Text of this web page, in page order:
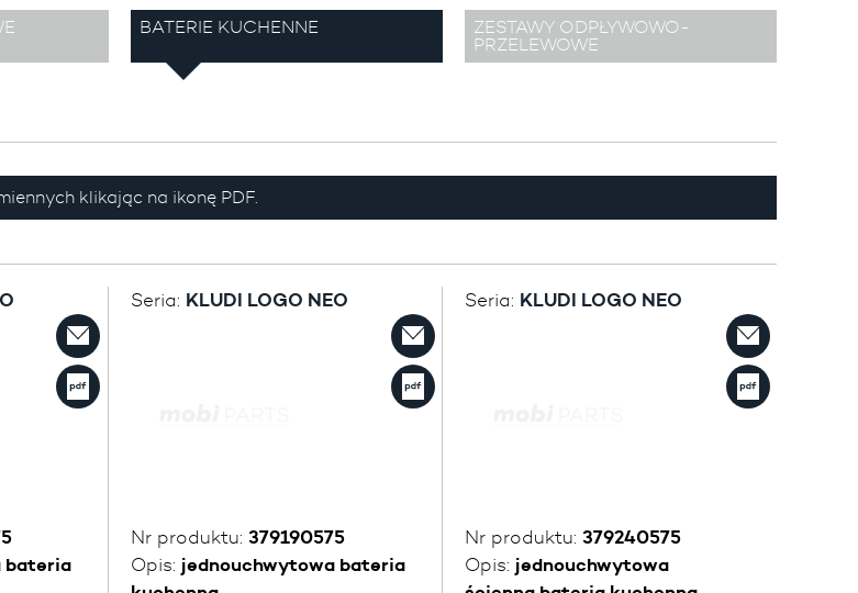
BATERIE KUCHENNE
ZESTAWY ODPŁYWOWO-
PRZELEWOWE
klikając na ikonę PDF.
bateria
Seria: KLUDI LOGO NEO
Nr produktu:379190575
Opis: jednouchwytowa bateria
Seria: KLUDI LOGO NEO
Nr produktu:379240575
Opis: jednouchwytowa